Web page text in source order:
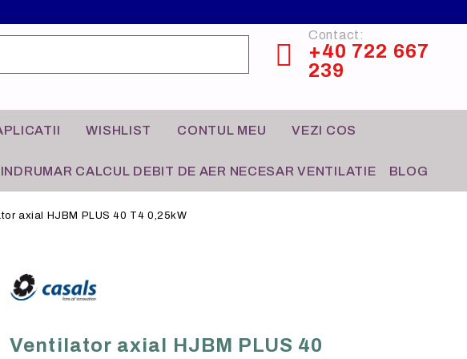
Contact:
+40 722 667
239
WISHLIST CONTUL MEU VEZI COS
INDRUMAR CALCUL DEBIT DE AER NECESAR VENTILATIE BLOG
axial HJBM PLUS 40 T4 0,25kW
Ventilator axial HJBM PLUS 40